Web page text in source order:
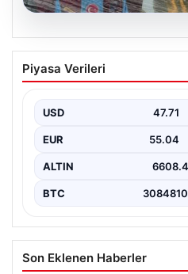
Trabzonspor
açıkladı!
Piyasa Verileri
USD 47.71
EUR 55.04
ALTIN 6608.4
BTC 3084810
Son Eklenen Haberler